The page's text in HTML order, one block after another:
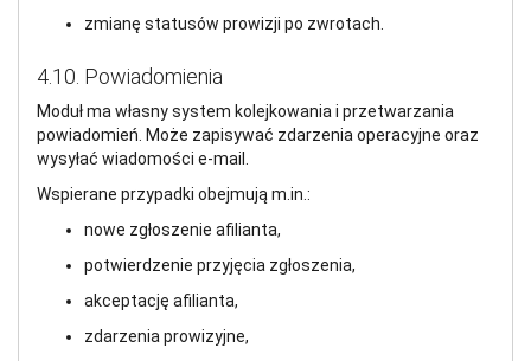
zmianę statusów prowizji po zwrotach.
4.10. Powiadomienia
Moduł ma własny system kolejkowania i przetwarzania
powiadomień. Może zapisywać zdarzenia operacyjne oraz
wysyłać wiadomości e-mail.
Wspierane przypadki obejmują m.in.:
nowe zgłoszenie afilianta,
potwierdzenie przyjęcia zgłoszenia,
akceptację afilianta,
zdarzenia prowizyjne,